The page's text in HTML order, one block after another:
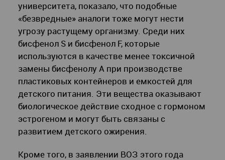
университета, показало, что подобные
«безвредные» аналоги тоже могут нести
угрозу растущему организму. Среди них
бисфенол S и бисфенол F, которые
используются в качестве менее токсичной
замены бисфенолу А при производстве
пластиковых контейнеров и емкостей для
детского питания. Эти вещества оказывают
биологическое действие сходное с гормоном
эстрогеном и могут быть связаны с
развитием детского ожирения.
Кроме того, в заявлении ВОЗ этого года